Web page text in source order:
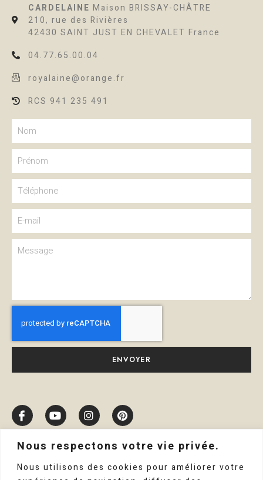
Nous respectons votre vie privée.
Nous utilisons des cookies pour améliorer votre
CARDELAINE Maison BRISSAY-CHÂTRE
210, rue des Rivières
42430 SAINT JUST EN CHEVALET France
04.77.65.00.04
royalaine@orange.fr
RCS 941 235 491
ENVOYER